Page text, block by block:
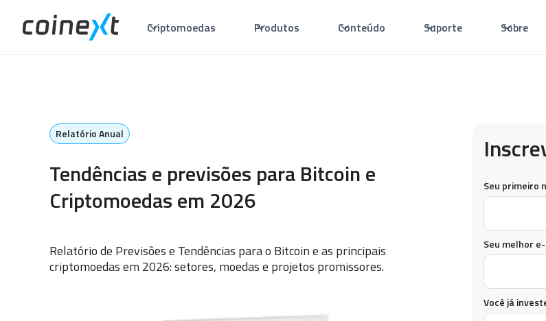
Criptomoedas Produtos Conteúdo Suporte Sobre
Relatório Anual
Tendências e previsões para Bitcoin e
Criptomoedas em 2026
Relatório de Previsões e Tendências para o Bitcoin e as principais
criptomoedas em 2026: setores, moedas e projetos promissores.
Seu primeiro
Seu melhor
Você já